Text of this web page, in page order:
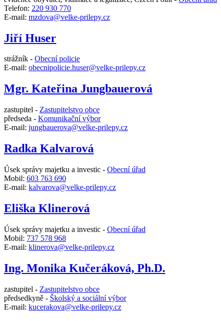
Telefon: 220 930 770
E-mail: mzdova@velke-prilepy.cz
Jiří Huser
strážník - Obecní policie
E-mail: obecnipolicie.huser@velke-prilepy.cz
Mgr. Kateřina Jungbauerová
zastupitel - Zastupitelstvo obce
předseda - Komunikační výbor
E-mail: jungbauerova@velke-prilepy.cz
Radka Kalvarová
Úsek správy majetku a investic - Obecní úřad
Mobil: 603 763 690
E-mail: kalvarova@velke-prilepy.cz
Eliška Klinerová
Úsek správy majetku a investic - Obecní úřad
Mobil: 737 578 968
E-mail: klinerova@velke-prilepy.cz
Ing. Monika Kučeráková, Ph.D.
zastupitel - Zastupitelstvo obce
předsedkyně - Školský a sociální výbor
E-mail: kucerakova@velke-prilepy.cz